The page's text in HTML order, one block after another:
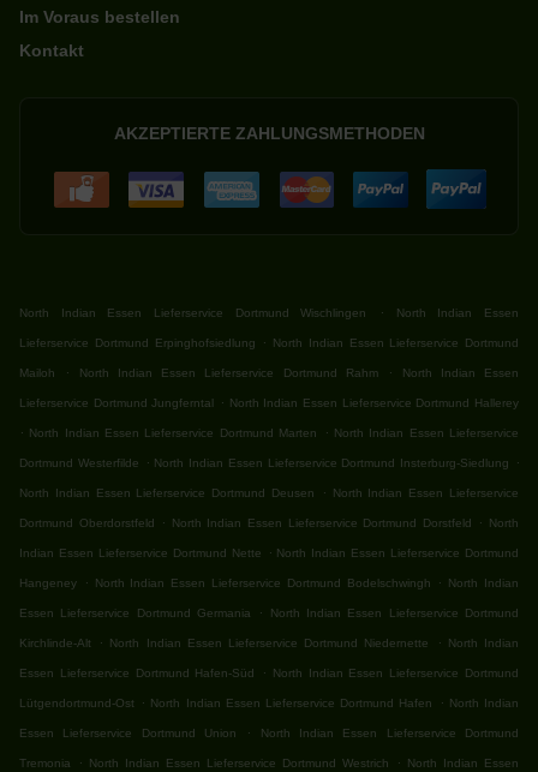
Im Voraus bestellen
Kontakt
AKZEPTIERTE ZAHLUNGSMETHODEN
North Indian Essen Lieferservice Dortmund Wischlingen . North Indian Essen
Lieferservice Dortmund Erpinghofsiedlung . North Indian Essen Lieferservice Dortmund
Mailoh . North Indian Essen Lieferservice Dortmund Rahm . North Indian Essen
Lieferservice Dortmund Jungferntal . North Indian Essen Lieferservice Dortmund Hallerey
. North Indian Essen Lieferservice Dortmund Marten . North Indian Essen Lieferservice
Dortmund Westerfilde . North Indian Essen Lieferservice Dortmund Insterburg-Siedlung .
North Indian Essen Lieferservice Dortmund Deusen . North Indian Essen Lieferservice
Dortmund Oberdorstfeld . North Indian Essen Lieferservice Dortmund Dorstfeld . North
Indian Essen Lieferservice Dortmund Nette . North Indian Essen Lieferservice Dortmund
Hangeney . North Indian Essen Lieferservice Dortmund Bodelschwingh . North Indian
Essen Lieferservice Dortmund Germania . North Indian Essen Lieferservice Dortmund
Kirchlinde-Alt . North Indian Essen Lieferservice Dortmund Niedernette . North Indian
Essen Lieferservice Dortmund Hafen-Süd . North Indian Essen Lieferservice Dortmund
Lütgendortmund-Ost . North Indian Essen Lieferservice Dortmund Hafen . North Indian
Essen Lieferservice Dortmund Union . North Indian Essen Lieferservice Dortmund
Tremonia . North Indian Essen Lieferservice Dortmund Westrich . North Indian Essen